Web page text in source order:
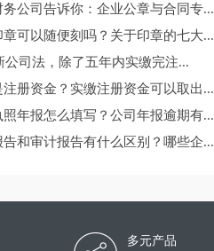
务公司告诉你：企业公章与合同专...
章可以随便刻吗？关于印章的七大...
公司法，除了五年内实缴完注...
注册资金？实缴注册资金可以取出...
照年报怎么填写？公司年报逾期有...
告和审计报告有什么区别？哪些企...
多元产品